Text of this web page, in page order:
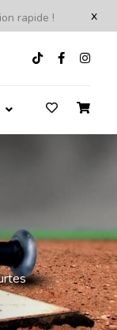
x
rapide !